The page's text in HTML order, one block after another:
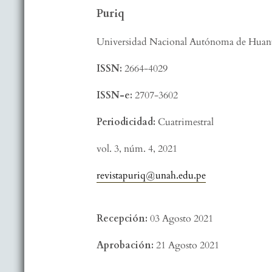
Puriq
Universidad Nacional Autónoma de
ISSN:2664-4029
ISSN-e:2707-3602
Periodicidad:Cuatrimestral
vol. 3,núm. 4,2021
revistapuriq@unah.edu.pe
Recepción:03 Agosto 2021
Aprobación:21 Agosto 2021